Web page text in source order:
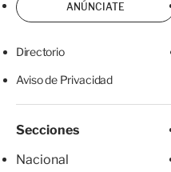
ANÚNCIATE
Directorio
Aviso de Privacidad
Secciones
Nacional